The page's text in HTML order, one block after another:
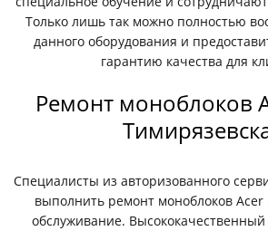
Только лишь так можно полностью
данного оборудования и
гарантию качества для
Ремонт моноблоков
Специалисты из авторизованного
выполнить ремонт моноблоков Acer
обслуживание. Высококачественный